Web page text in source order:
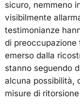
sicuro, nemmeno
visibilmente
testimonianze
di preoccupazione
emerso dalla
stanno seguendo
alcuna possibilità,
misure di